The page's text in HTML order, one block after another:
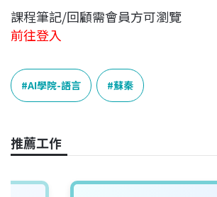
課程筆記/回顧需會員方可瀏覽
前往登入
AI學院-語言 蘇秦
推薦工作